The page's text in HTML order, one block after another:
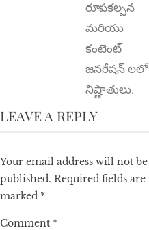
రూపకల్పన
మరియు
కంటెంట్
జనరేషన్ లలో
నిష్ణాతులు.
LEAVE A REPLY
Your email address will not be
published. Required fields are
marked *
Comment *